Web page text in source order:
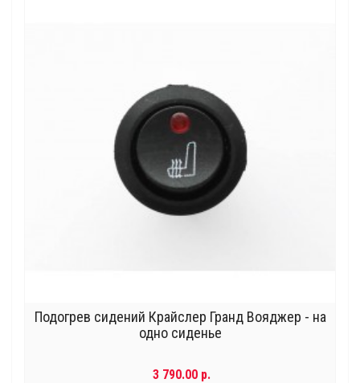
Подогрев сидений Крайслер Гранд Вояджер - на
одно сиденье
3 790.00 р.